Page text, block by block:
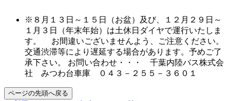
※８月１３日～１５日（お盆）及び、１２月２９日～
１月３日（年末年始）は土休日ダイヤで運行いたしま
す。 お間違いございませんよう、ご注意ください。
交通渋滞等により遅延する場合があります。予めご了
承下さい。 お問い合わせ・・・ 千葉内陸バス株式会
社 みつわ台車庫 ０４３－２５５－３６０１
ページの先頭へ戻る